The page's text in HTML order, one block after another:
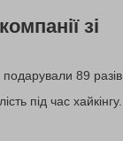
зі
подарували 89 разів
під час хайкінгу.